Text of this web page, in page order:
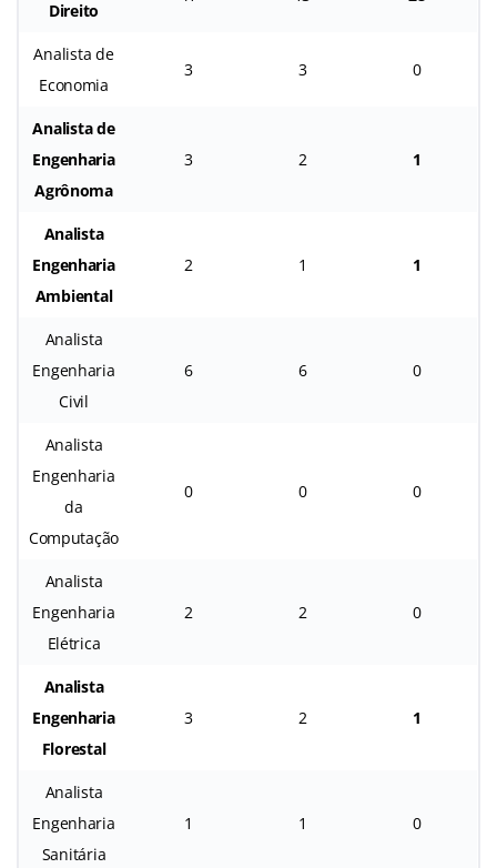
Direito
Analista de
Economia
3 3 0
Analista de
Engenharia
Agrônoma
3 2 1
Analista
Engenharia
Ambiental
2 1 1
Analista
Engenharia
Civil
6 6 0
Analista
Engenharia
da
Computação
0 0 0
Analista
Engenharia
Elétrica
2 2 0
Analista
Engenharia
Florestal
3 2 1
Analista
Engenharia
Sanitária
1 1 0